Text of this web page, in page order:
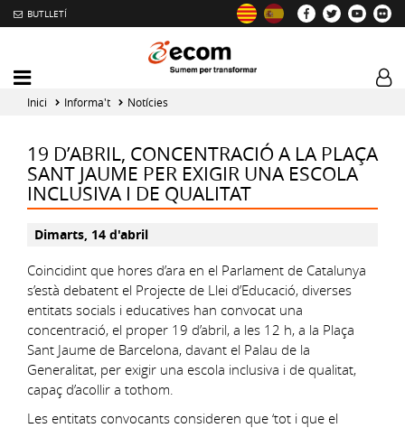
BUTLLETÍ
Mobile
menu
toggler
Inici Informa't Notícies
19 D’ABRIL, CONCENTRACIÓ A LA PLAÇA
SANT JAUME PER EXIGIR UNA ESCOLA
INCLUSIVA I DE QUALITAT
Dimarts, 14 d'abril
Coincidint que hores d’ara en el Parlament de Catalunya
s’està debatent el Projecte de Llei d’Educació, diverses
entitats socials i educatives han convocat una
concentració, el proper 19 d’abril, a les 12 h, a la Plaça
Sant Jaume de Barcelona, davant el Palau de la
Generalitat, per exigir una escola inclusiva i de qualitat,
capaç d’acollir a tothom.
Les entitats convocants consideren que ‘tot i que el